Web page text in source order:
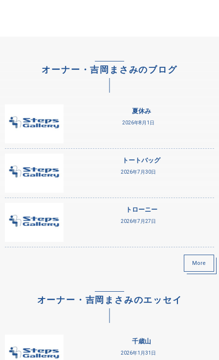
オーナー・吉岡まさみのブログ
夏休み
2026年8月1日
トートバッグ
2026年7月30日
トローニー
2026年7月27日
More
オーナー・吉岡まさみのエッセイ
千歳山
2026年1月31日